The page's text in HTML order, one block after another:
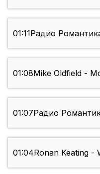
01:11Радио
01:08Mike Oldfield -
01:07Радио
01:04Ronan Keating -